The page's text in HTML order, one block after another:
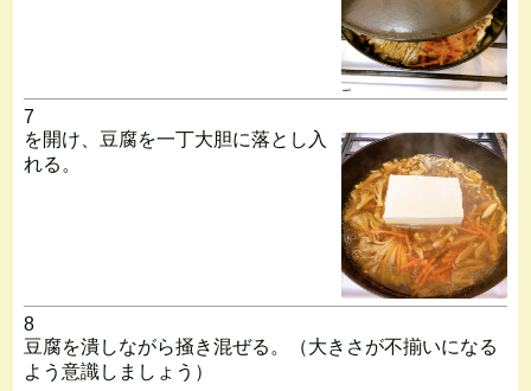
7
を開け、豆腐を一丁大胆に落とし入
れる。
8
豆腐を潰しながら掻き混ぜる。（大きさが不揃いになる
よう意識しましょう）